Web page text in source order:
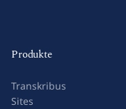
Produkte
Transkribus
Sites